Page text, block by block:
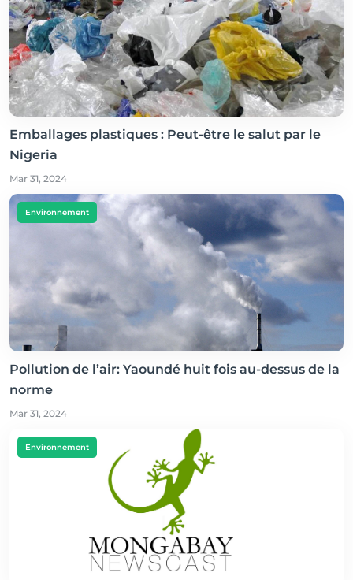
Emballages plastiques : Peut-être le salut par le
Nigeria
Mar 31, 2024
Environnement
Pollution de l’air: Yaoundé huit fois au-dessus de la
norme
Mar 31, 2024
Environnement